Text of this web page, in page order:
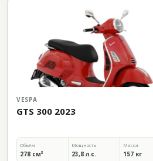
VESPA
GTS 300 2023
Объём
278 см³
Мощность
23,8 л.с.
Масса
157 кг